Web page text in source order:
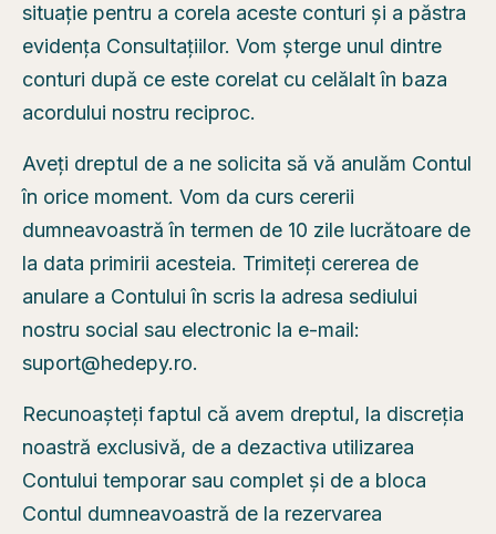
situație pentru a corela aceste conturi și a păstra
evidența Consultațiilor. Vom șterge unul dintre
conturi după ce este corelat cu celălalt în baza
acordului nostru reciproc.
Aveți dreptul de a ne solicita să vă anulăm Contul
în orice moment. Vom da curs cererii
dumneavoastră în termen de 10 zile lucrătoare de
la data primirii acesteia. Trimiteți cererea de
anulare a Contului în scris la adresa sediului
nostru social sau electronic la e-mail:
suport@hedepy.ro.
Recunoașteți faptul că avem dreptul, la discreția
noastră exclusivă, de a dezactiva utilizarea
Contului temporar sau complet și de a bloca
Contul dumneavoastră de la rezervarea